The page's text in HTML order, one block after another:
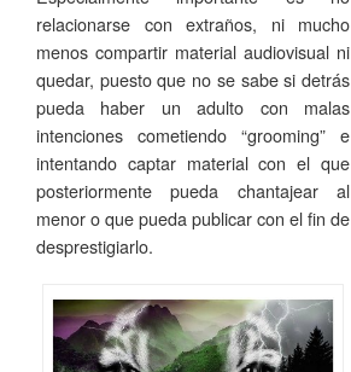
relacionarse con extraños, ni mucho
menos compartir material audiovisual ni
quedar, puesto que no se sabe si detrás
pueda haber un adulto con malas
intenciones cometiendo “grooming” e
intentando captar material con el que
posteriormente pueda chantajear al
menor o que pueda publicar con el fin de
desprestigiarlo.